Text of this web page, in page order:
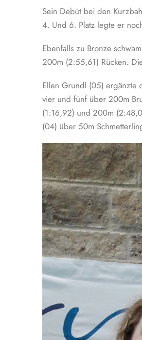
Sein Debüt bei den
4. Und 6. Platz legte er
Ebenfalls zu Bronze
200m (2:55,61) Rücken.
Ellen Grundl (05) ergänzte
vier und fünf über 200m
(1:16,92) und 200m
(04) über 50m